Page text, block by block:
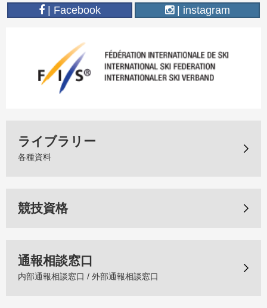
| Facebook | instagram
ライブラリー
各種資料
競技資格
通報相談窓口
内部通報相談窓口 / 外部通報相談窓口